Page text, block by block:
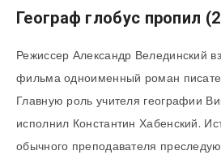
Географ глобус пропил
Режиссер Александр Велединский
фильма одноименный роман
Главную роль учителя географии
исполнил Константин Хабенский.
обычного преподавателя